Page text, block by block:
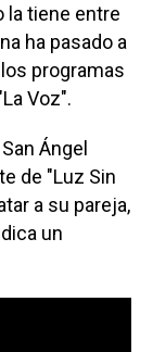
la tiene entre
ha pasado a
programas
Voz".
Ángel
de "Luz Sin
a su pareja,
un